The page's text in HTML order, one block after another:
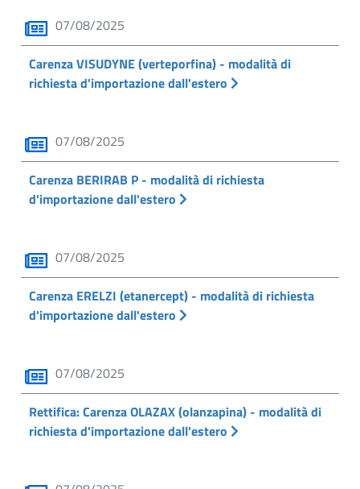
07/08/2025
Carenza VISUDYNE (verteporfina) - modalità di
richiesta d'importazione dall'estero
07/08/2025
Carenza BERIRAB P - modalità di richiesta
d'importazione dall'estero
07/08/2025
Carenza ERELZI (etanercept) - modalità di richiesta
d'importazione dall'estero
07/08/2025
Rettifica: Carenza OLAZAX (olanzapina) - modalità di
richiesta d'importazione dall'estero